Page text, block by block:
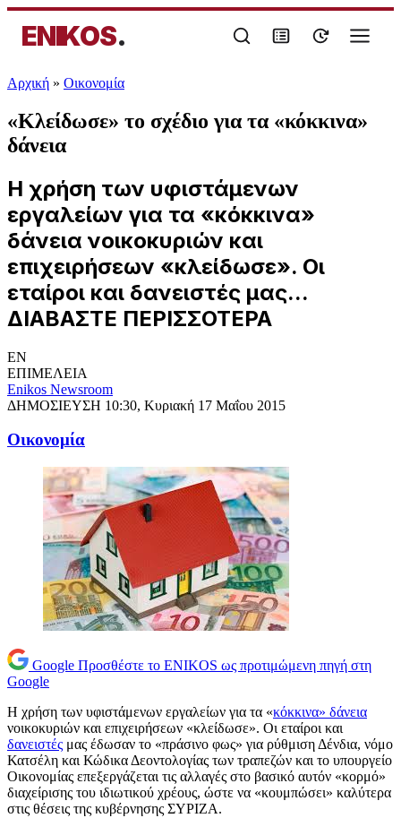
ENIKOS.
Αρχική » Oικονομία
«Κλείδωσε» το σχέδιο για τα «κόκκινα»
δάνεια
Η χρήση των υφιστάμενων
εργαλείων για τα «κόκκινα»
δάνεια νοικοκυριών και
επιχειρήσεων «κλείδωσε». Οι
εταίροι και δανειστές μας...
ΔΙΑΒΑΣΤΕ ΠΕΡΙΣΣΟΤΕΡΑ
EN
ΕΠΙΜΕΛΕΙΑ
Enikos Newsroom
ΔΗΜΟΣΙΕΥΣΗ 10:30, Κυριακή 17 Μαΐου 2015
Oικονομία
Google Προσθέστε το ENIKOS ως προτιμώμενη πηγή στη
Google
Η χρήση των υφιστάμενων εργαλείων για τα «κόκκινα» δάνεια
νοικοκυριών και επιχειρήσεων «κλείδωσε». Οι εταίροι και
δανειστές μας έδωσαν το «πράσινο φως» για ρύθμιση Δένδια, νόμο
Κατσέλη και Κώδικα Δεοντολογίας των τραπεζών και το υπουργείο
Οικονομίας επεξεργάζεται τις αλλαγές στο βασικό αυτόν «κορμό»
διαχείρισης του ιδιωτικού χρέους, ώστε να «κουμπώσει» καλύτερα
στις θέσεις της κυβέρνησης ΣΥΡΙΖΑ.